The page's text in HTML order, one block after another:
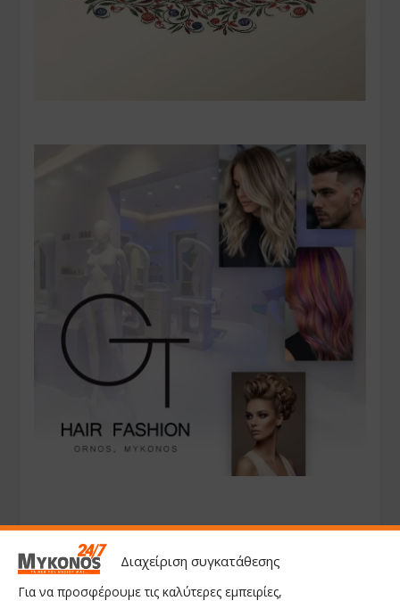
Διαχείριση συγκατάθεσης
Για να προσφέρουμε τις καλύτερες εμπειρίες,